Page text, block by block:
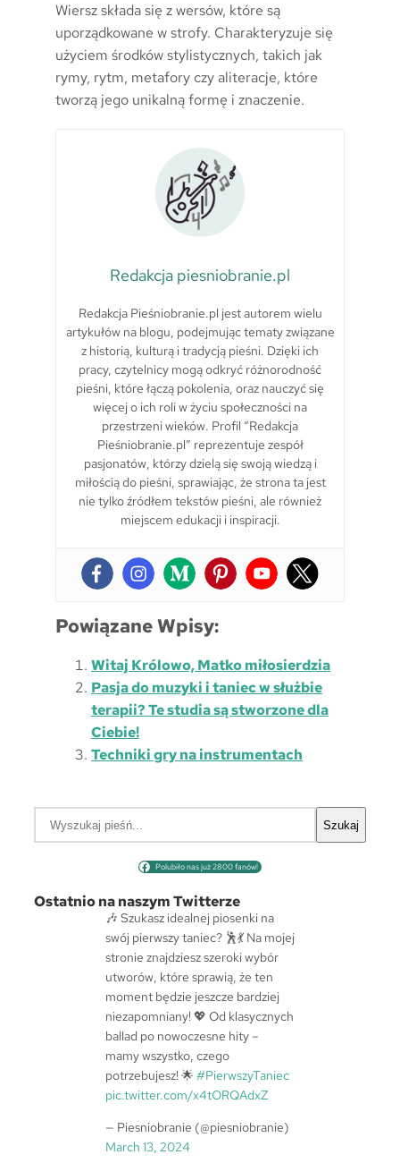
Wiersz składa się z wersów, które są
uporządkowane w strofy. Charakteryzuje się
użyciem środków stylistycznych, takich jak
rymy, rytm, metafory czy aliteracje, które
tworzą jego unikalną formę i znaczenie.
Redakcja piesniobranie.pl
Redakcja Pieśniobranie.pl jest autorem wielu
artykułów na blogu, podejmując tematy związane
z historią, kulturą i tradycją pieśni. Dzięki ich
pracy, czytelnicy mogą odkryć różnorodność
pieśni, które łączą pokolenia, oraz nauczyć się
więcej o ich roli w życiu społeczności na
przestrzeni wieków. Profil “Redakcja
Pieśniobranie.pl” reprezentuje zespół
pasjonatów, którzy dzielą się swoją wiedzą i
miłością do pieśni, sprawiając, że strona ta jest
nie tylko źródłem tekstów pieśni, ale również
miejscem edukacji i inspiracji.
Powiązane Wpisy:
Witaj Królowo, Matko miłosierdzia
Pasja do muzyki i taniec w służbie
terapii? Te studia są stworzone dla
Ciebie!
Techniki gry na instrumentach
a
Szukaj
Polubiło nas już 2800 fanów!
Ostatnio na naszym Twitterze
🎶 Szukasz idealnej piosenki na
swój pierwszy taniec? 🕺💃 Na mojej
stronie znajdziesz szeroki wybór
utworów, które sprawią, że ten
moment będzie jeszcze bardziej
niezapomniany! 💖 Od klasycznych
ballad po nowoczesne hity –
mamy wszystko, czego
potrzebujesz! 🌟 #PierwszyTaniec
pic.twitter.com/x4tORQAdxZ
— Piesniobranie (@piesniobranie)
March 13, 2024